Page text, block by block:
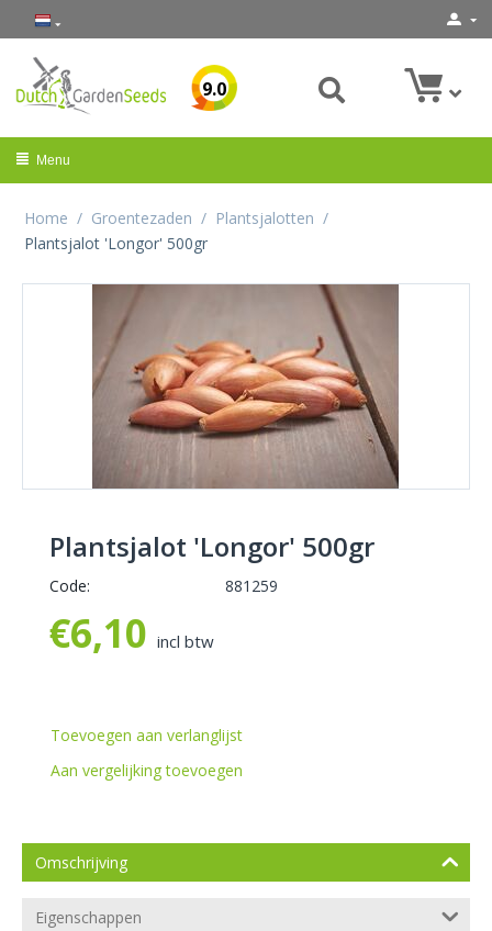
9.0
Menu
Home / Groentezaden / Plantsjalotten /
Plantsjalot 'Longor' 500gr
Plantsjalot 'Longor' 500gr
Code: 881259
€6,10 incl btw
Toevoegen aan verlanglijst
Aan vergelijking toevoegen
Omschrijving
Eigenschappen